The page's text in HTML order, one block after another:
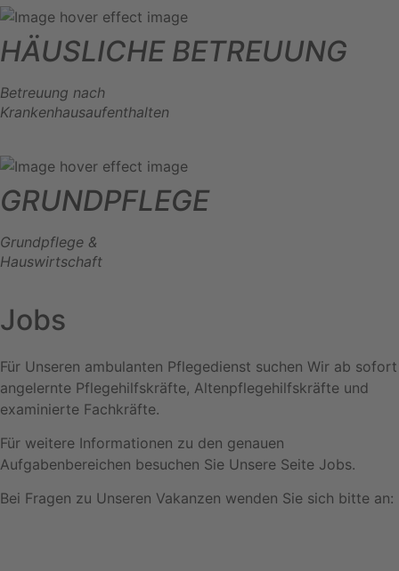
HÄUSLICHE BETREUUNG
Betreuung nach
Krankenhausaufenthalten
GRUNDPFLEGE
Grundpflege &
Hauswirtschaft
Jobs
Für Unseren ambulanten Pflegedienst suchen Wir ab sofort
angelernte Pflegehilfskräfte, Altenpflegehilfskräfte und
examinierte Fachkräfte.
Für weitere Informationen zu den genauen
Aufgabenbereichen besuchen Sie Unsere Seite Jobs.
Bei Fragen zu Unseren Vakanzen wenden Sie sich bitte an: